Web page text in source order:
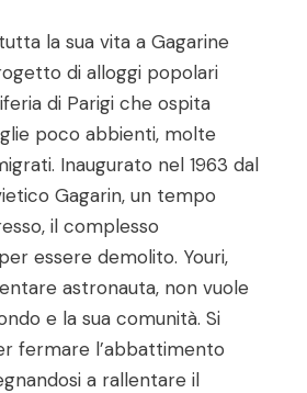
la sua vita a Gagarine
di alloggi popolari
di Parigi che ospita
poco abbienti, molte
Inaugurato nel 1963 dal
Gagarin, un tempo
il complesso
essere demolito. Youri,
astronauta, non vuole
e la sua comunità. Si
fermare l’abbattimento
a rallentare il